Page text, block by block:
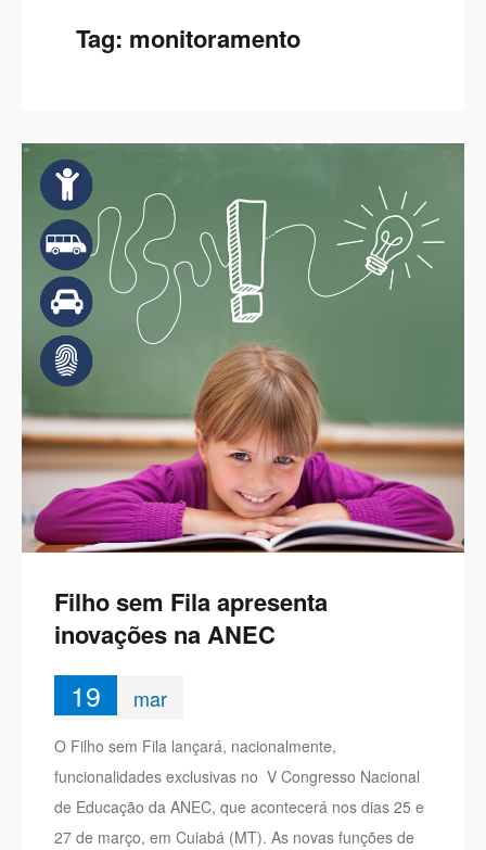
Tag: monitoramento
Filho sem Fila apresenta
inovações na ANEC
19 mar
O Filho sem Fila lançará, nacionalmente,
funcionalidades exclusivas no V Congresso Nacional
de Educação da ANEC, que acontecerá nos dias 25 e
27 de março, em Cuiabá (MT). As novas funções de